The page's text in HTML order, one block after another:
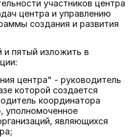
участников центра
центра и управлению
создания и развития
и пятый изложить в
центра" - руководитель
которой создается
координатора
уполномоченное
являющихся